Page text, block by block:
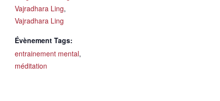
Vajradhara Ling,
Vajradhara Ling
Évènement Tags:
entrainement mental,
méditation